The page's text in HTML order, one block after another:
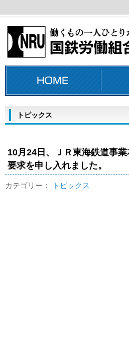
トピックス
10月24日、ＪＲ東海鉄道事
要求を申し入れました。
カテゴリー： トピックス